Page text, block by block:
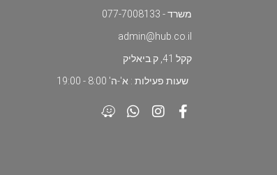
משרד - 077-7008133
admin@hub.co.il
קקל 41, ק.ביאליק
שעות פעילות : א'-ה' 8:00 - 19:00